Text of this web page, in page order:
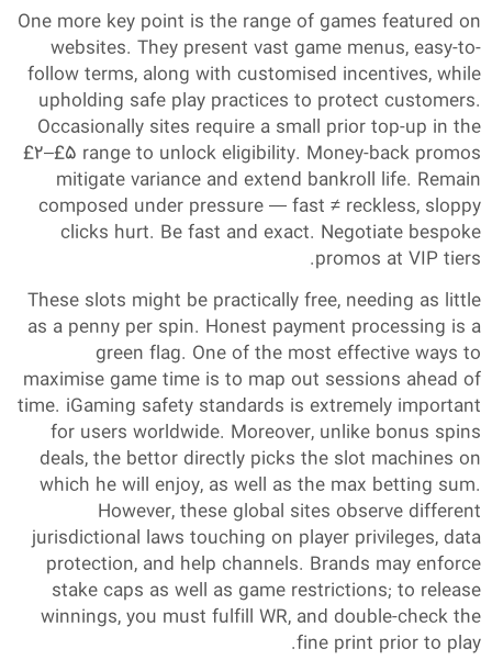
One more key point is the range of games featured on
websites. They present vast game menus, easy-to-
follow terms, along with customised incentives, while
upholding safe play practices to protect customers.
Occasionally sites require a small prior top-up in the
£2–£5 range to unlock eligibility. Money-back promos
mitigate variance and extend bankroll life. Remain
composed under pressure — fast ≠ reckless, sloppy
clicks hurt. Be fast and exact. Negotiate bespoke
promos at VIP tiers.
These slots might be practically free, needing as little
as a penny per spin. Honest payment processing is a
green flag. One of the most effective ways to
maximise game time is to map out sessions ahead of
time. iGaming safety standards is extremely important
for users worldwide. Moreover, unlike bonus spins
deals, the bettor directly picks the slot machines on
which he will enjoy, as well as the max betting sum.
However, these global sites observe different
jurisdictional laws touching on player privileges, data
protection, and help channels. Brands may enforce
stake caps as well as game restrictions; to release
winnings, you must fulfill WR, and double-check the
fine print prior to play.